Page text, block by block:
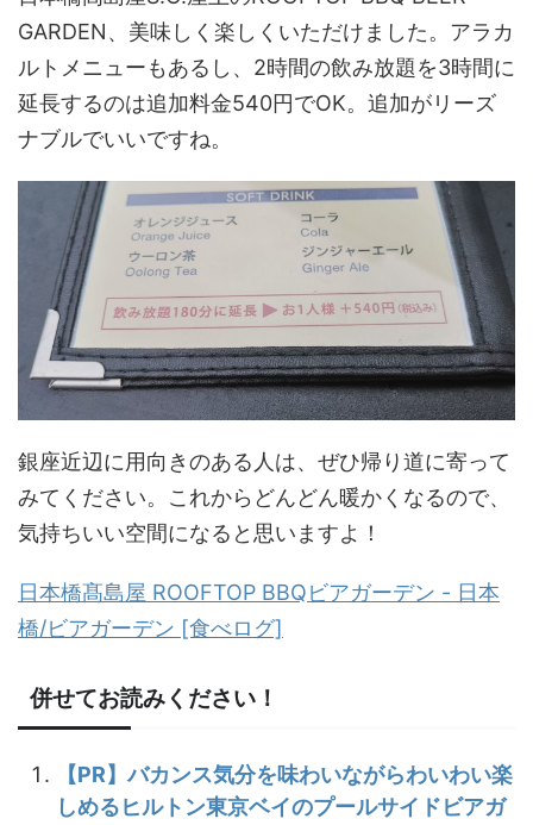
GARDEN、美味しく楽しくいただけました。アラカ
ルトメニューもあるし、2時間の飲み放題を3時間に
延長するのは追加料金540円でOK。追加がリーズ
ナブルでいいですね。
銀座近辺に用向きのある人は、ぜひ帰り道に寄って
みてください。これからどんどん暖かくなるので、
気持ちいい空間になると思いますよ！
日本橋髙島屋 ROOFTOP BBQビアガーデン - 日本
橋/ビアガーデン [食べログ]
併せてお読みください！
【PR】バカンス気分を味わいながらわいわい楽
しめるヒルトン東京ベイのプールサイドビアガ